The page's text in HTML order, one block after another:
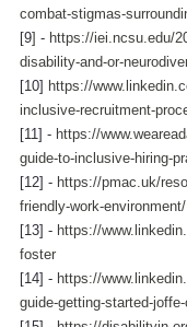
combat-stigmas-
[9] - https://iei.ncsu.edu/
disability-and-or-
[10] https://
inclusive-recruitment-
[11] - https://
guide-to-inclusive-hiring-
[12] - https://pmac.uk/
friendly-work-environment/
[13] - https://
foster
[14] - https://
guide-getting-started-